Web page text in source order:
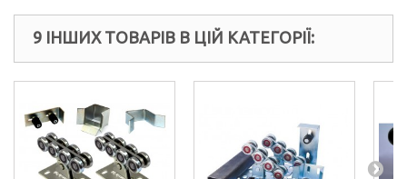
9 ІНШИХ ТОВАРІВ В ЦІЙ КАТЕГОРІЇ: